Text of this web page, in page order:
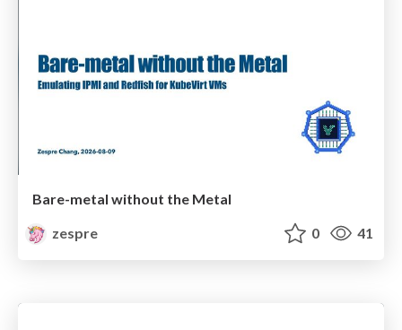
Bare-metal without the Metal
zespre
0 41